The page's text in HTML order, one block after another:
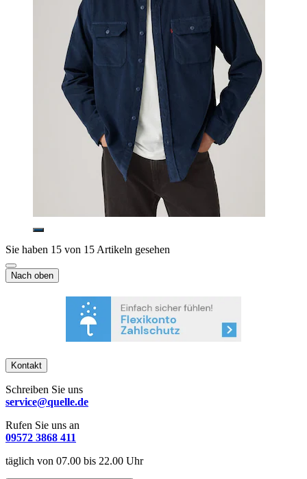
Sie haben 15 von 15 Artikeln gesehen
Nach oben
Kontakt
Schreiben Sie uns
service@quelle.de
Rufen Sie uns an
09572 3868 411
täglich von 07.00 bis 22.00 Uhr